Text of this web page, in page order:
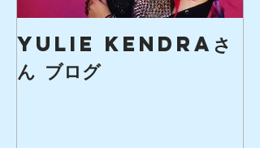
yulie kendraさ
ん ブログ